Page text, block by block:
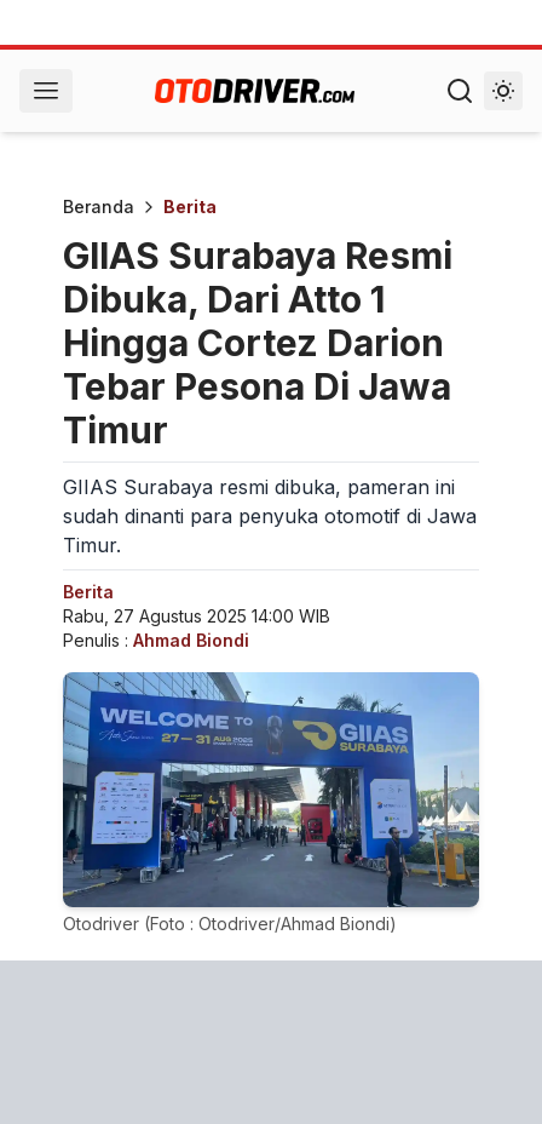
Beranda Berita
GIIAS Surabaya Resmi
Dibuka, Dari Atto 1
Hingga Cortez Darion
Tebar Pesona Di Jawa
Timur
GIIAS Surabaya resmi dibuka, pameran ini
sudah dinanti para penyuka otomotif di Jawa
Timur.
Berita
Rabu, 27 Agustus 2025 14:00 WIB
Penulis : Ahmad Biondi
Otodriver (Foto : Otodriver/Ahmad Biondi)